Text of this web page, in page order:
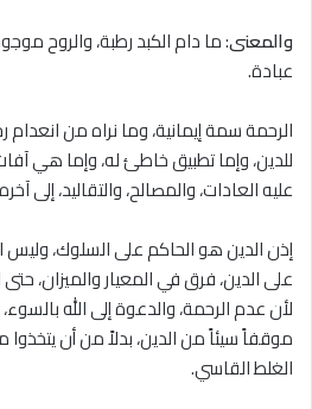
والمعنى: ما دام الكبد رطبة، والروح
عبادة.
الرحمة سمة إيمانية، وما نراه من
للدين، وإما تطبيق خاطئ له، وإما هي
عليه العادات، والمصالح، والتقاليد، إلى
إذن الدين هو الحاكم على السلوك،
على الدين، فرق في المعيار والميزان،
لأن عدم الرحمة، والدعوة إلى الله
موقفاً سيئاً من الدين، بدلاً من أن
الغلط القاسي.